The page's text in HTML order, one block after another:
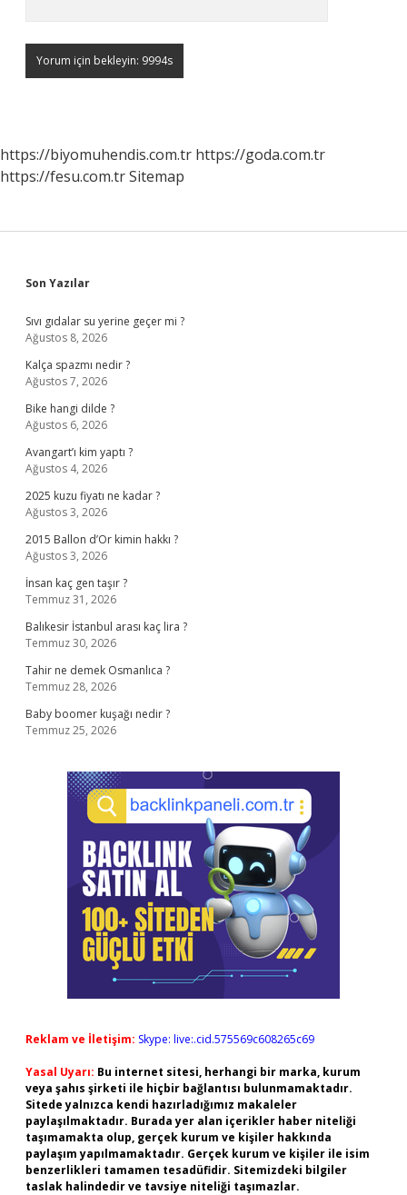
https://biyomuhendis.com.tr https://goda.com.tr
https://fesu.com.trSitemap
Sidebar
Son Yazılar
Sıvı gıdalar su yerine geçer mi ?
Ağustos 8, 2026
Kalça spazmı nedir ?
Ağustos 7, 2026
Bike hangi dilde ?
Ağustos 6, 2026
Avangart’ı kim yaptı ?
Ağustos 4, 2026
2025 kuzu fiyatı ne kadar ?
Ağustos 3, 2026
2015 Ballon d’Or kimin hakkı ?
Ağustos 3, 2026
İnsan kaç gen taşır ?
Temmuz 31, 2026
Balıkesir İstanbul arası kaç lira ?
Temmuz 30, 2026
Tahir ne demek Osmanlıca ?
Temmuz 28, 2026
Baby boomer kuşağı nedir ?
Temmuz 25, 2026
Reklam ve İletişim: Skype: live:.cid.575569c608265c69
Yasal Uyarı: Bu internet sitesi, herhangi bir marka, kurum
veya şahıs şirketi ile hiçbir bağlantısı bulunmamaktadır.
Sitede yalnızca kendi hazırladığımız makaleler
paylaşılmaktadır. Burada yer alan içerikler haber niteliği
taşımamakta olup, gerçek kurum ve kişiler hakkında
paylaşım yapılmamaktadır. Gerçek kurum ve kişiler ile isim
benzerlikleri tamamen tesadüfidir. Sitemizdeki bilgiler
taslak halindedir ve tavsiye niteliği taşımazlar.